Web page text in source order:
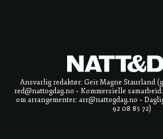
Ansvarlig redaktør: Geir Magne Staurland
red@nattogdag.no • Kommersielle
om arrangementer: arr@nattogdag.no •
92 08 85 72)